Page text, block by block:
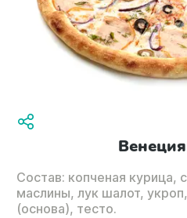
Состав: копченая курица,
маслины, лук шалот,
(основа), тесто.